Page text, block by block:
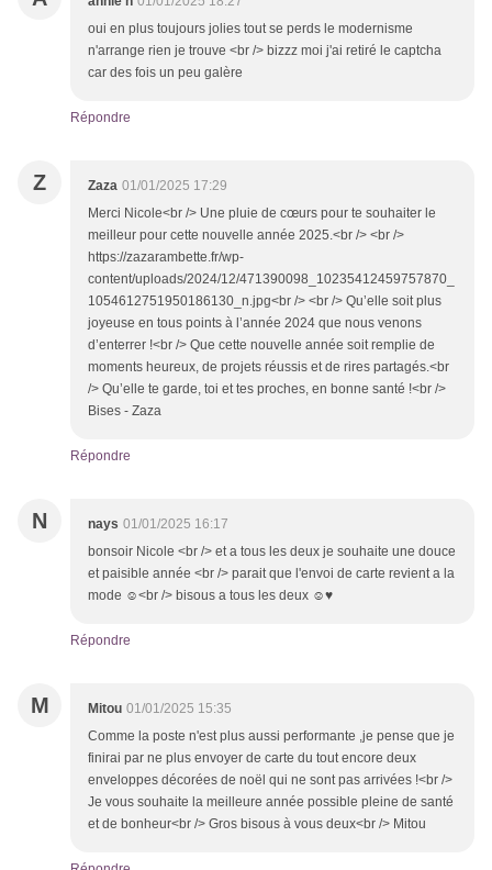
oui en plus toujours jolies tout se perds le modernisme
n'arrange rien je trouve <br /> bizzz moi j'ai retiré le captcha
car des fois un peu galère
Répondre
Z Zaza 01/01/2025 17:29
Merci Nicole<br /> Une pluie de cœurs pour te souhaiter le
meilleur pour cette nouvelle année 2025.<br /> <br />
https://zazarambette.fr/wp-
content/uploads/2024/12/471390098_10235412459757870_
1054612751950186130_n.jpg<br /> <br /> Qu’elle soit plus
joyeuse en tous points à l’année 2024 que nous venons
d’enterrer !<br /> Que cette nouvelle année soit remplie de
moments heureux, de projets réussis et de rires partagés.<br
/> Qu’elle te garde, toi et tes proches, en bonne santé !<br />
Bises - Zaza
Répondre
N nays 01/01/2025 16:17
bonsoir Nicole <br /> et a tous les deux je souhaite une douce
et paisible année <br /> parait que l'envoi de carte revient a la
mode ☺<br /> bisous a tous les deux ☺♥
Répondre
M Mitou 01/01/2025 15:35
Comme la poste n'est plus aussi performante ,je pense que je
finirai par ne plus envoyer de carte du tout encore deux
enveloppes décorées de noël qui ne sont pas arrivées !<br />
Je vous souhaite la meilleure année possible pleine de santé
et de bonheur<br /> Gros bisous à vous deux<br /> Mitou